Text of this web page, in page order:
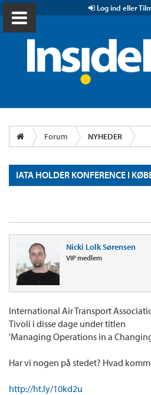
Log ind eller
Forum NYHEDER
IATA HOLDER KONFERENCE I
Nicki Lolk Sørensen
VIP medlem
International Air Transport
Tivoli i disse dage under titlen
'Managing Operations in a
Har vi nogen på stedet? Hvad
http://ht.ly/10kd2u